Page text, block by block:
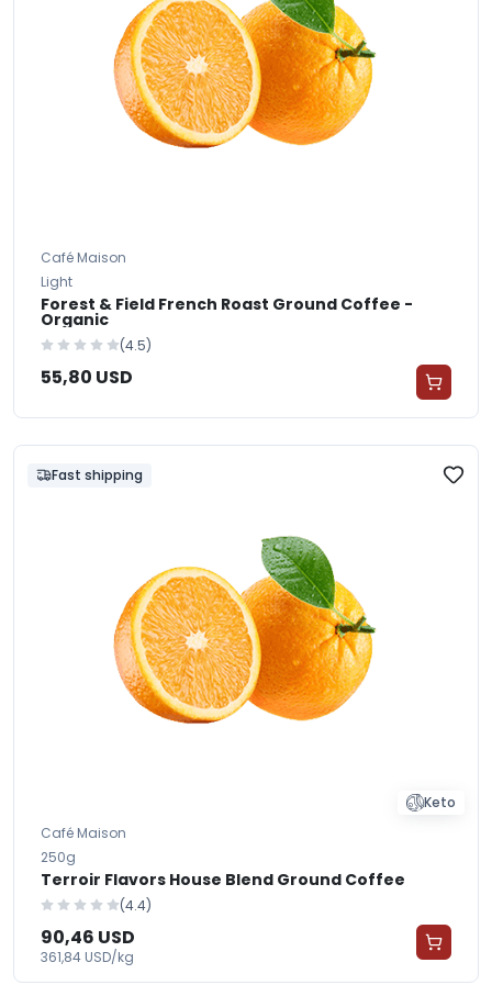
Café Maison
Light
Forest & Field French Roast Ground Coffee -
Organic
(4.5)
55,80 USD
Fast shipping
Keto
Café Maison
250g
Terroir Flavors House Blend Ground Coffee
(4.4)
90,46 USD
361,84 USD/kg